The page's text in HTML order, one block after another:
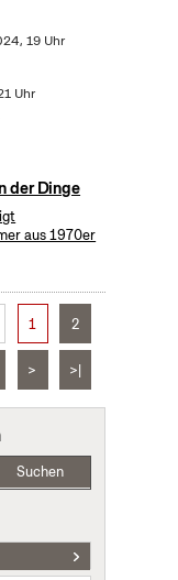
19 Uhr
Uhr
der Dinge
aus 1970er
1 2
> >|
Suchen